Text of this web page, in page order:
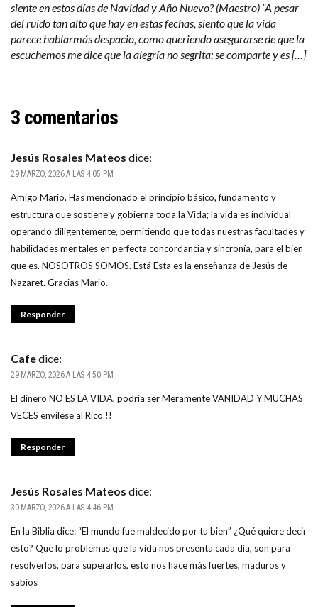
siente en estos días de Navidad y Año Nuevo? (Maestro) “A pesar
del ruido tan alto que hay en estas fechas, siento que la vida
parece hablarmás despacio, como queriendo asegurarse de que la
escuchemos me dice que la alegría no segrita; se comparte y es […]
3 comentarios
Jesús Rosales Mateos dice:
29 MARZO, 2026 A LAS 4:05 PM
Amigo Mario. Has mencionado el principio básico, fundamento y
estructura que sostiene y gobierna toda la Vida; la vida es individual
operando diligentemente, permitiendo que todas nuestras facultades y
habilidades mentales en perfecta concordancia y sincronía, para el bien
que es. NOSOTROS SOMOS. Está Esta es la enseñanza de Jesús de
Nazaret. Gracias Mario.
Responder
Cafedice:
29 MARZO, 2026 A LAS 4:50 PM
El dinero NO ES LA VIDA, podría ser Meramente VANIDAD Y MUCHAS
VECES envilese al Rico !!
Responder
Jesús Rosales Mateos dice:
30 MARZO, 2026 A LAS 4:46 PM
En la Biblia dice: “El mundo fue maldecido por tu bien” ¿Qué quiere decir
esto? Que lo problemas que la vida nos presenta cada día, son para
resolverlos, para superarlos, esto nos hace más fuertes, maduros y
sabios